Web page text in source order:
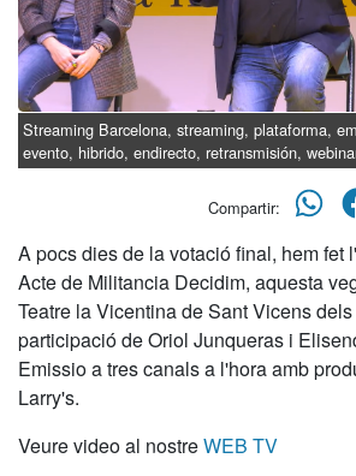
Streaming Barcelona, streaming, plataforma,
evento, hibrido, endirecto, retransmisión,
Compartir:
A pocs dies de la votació final, hem fet
Acte de Militancia Decidim, aquesta
Teatre la Vicentina de Sant Vicens
participació de Oriol Junqueras i
Emissio a tres canals a l'hora amb
Larry's.
Veure video al nostreWEB TV